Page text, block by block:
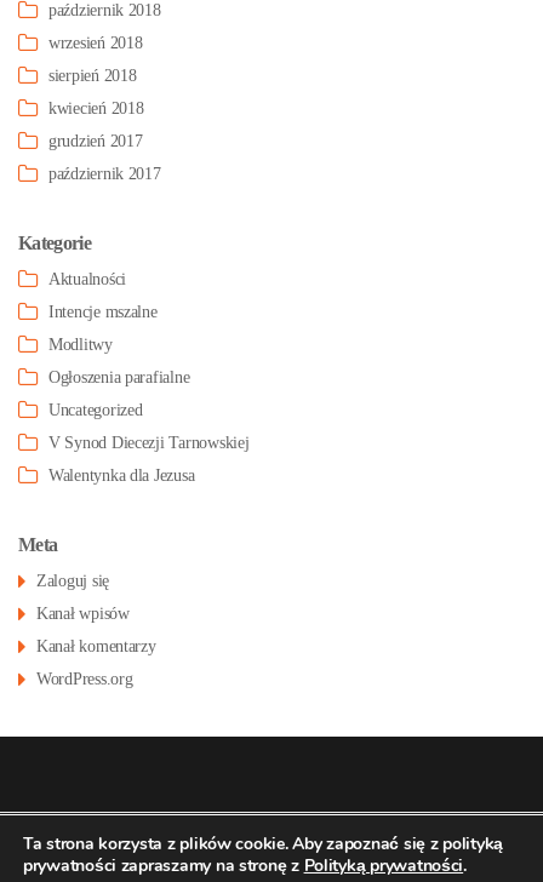
październik 2018
wrzesień 2018
sierpień 2018
kwiecień 2018
grudzień 2017
październik 2017
Kategorie
Aktualności
Intencje mszalne
Modlitwy
Ogłoszenia parafialne
Uncategorized
V Synod Diecezji Tarnowskiej
Walentynka dla Jezusa
Meta
Zaloguj się
Kanał wpisów
Kanał komentarzy
WordPress.org
© 2026Konatsu.pldlaParafia św Stanisława
BM w Pustkowie Osiedlu
Polityka
prywatności
Ta strona korzysta z plików cookie. Aby zapoznać się z polityką
prywatności zapraszamy na stronę z Polityką prywatności.